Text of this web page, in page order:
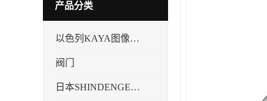
产品分类
以色列KAYA图像采集卡，数据采集卡
阀门
日本SHINDENGEN电磁铁